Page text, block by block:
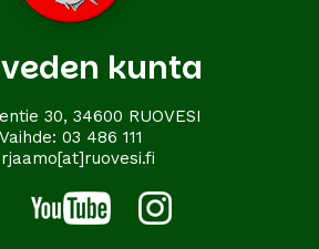
kunta
30, 34600 RUOVESI
Vaihde: 03 486 111